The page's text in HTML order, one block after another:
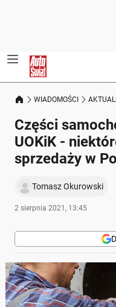
WIADOMOŚCI
Części
UOKiK -
sprzedaży w
Tomasz Okurowski
2 sierpnia 2021, 13:45